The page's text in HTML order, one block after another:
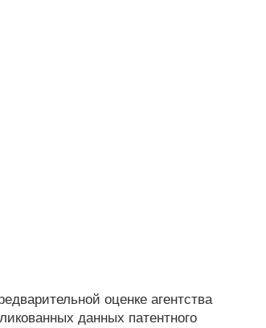
оценке агентства
данных патентного